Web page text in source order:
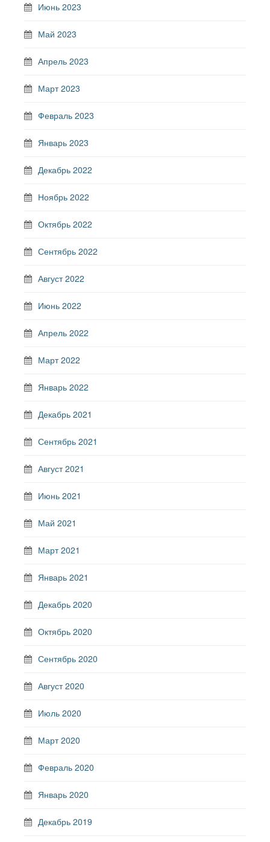
Июнь 2023
Май 2023
Апрель 2023
Март 2023
Февраль 2023
Январь 2023
Декабрь 2022
Ноябрь 2022
Октябрь 2022
Сентябрь 2022
Август 2022
Июнь 2022
Апрель 2022
Март 2022
Январь 2022
Декабрь 2021
Сентябрь 2021
Август 2021
Июнь 2021
Май 2021
Март 2021
Январь 2021
Декабрь 2020
Октябрь 2020
Сентябрь 2020
Август 2020
Июль 2020
Март 2020
Февраль 2020
Январь 2020
Декабрь 2019